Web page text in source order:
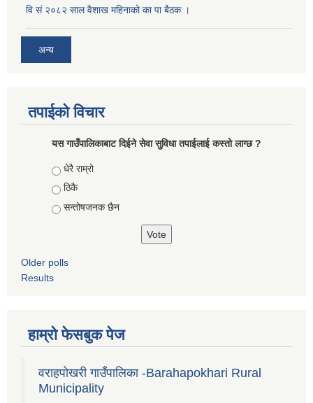
वि सं २०८२ साल वैशाख महिनाको का पा बैठक ।
अन्य
तपाईको विचार
यस गाउँपालिकाबाट दिईने सेवा सुविधा तपाईलाई कस्तो लाग्छ ?
Choices
धेरै राम्रो
ठिकै
सन्तोषजनक छैन
Older polls
Results
हाम्रो फेसबुक पेज
वराहपोखरी गाउँपालिका -Barahapokhari Rural
Municipality